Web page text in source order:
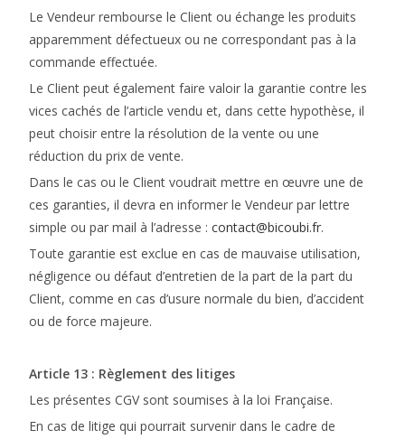
Le Vendeur rembourse le Client ou échange les produits
apparemment défectueux ou ne correspondant pas à la
commande effectuée.
Le Client peut également faire valoir la garantie contre les
vices cachés de l’article vendu et, dans cette hypothèse, il
peut choisir entre la résolution de la vente ou une
réduction du prix de vente.
Dans le cas ou le Client voudrait mettre en œuvre une de
ces garanties, il devra en informer le Vendeur par lettre
simple ou par mail à l’adresse :contact@bicoubi.fr.
Toute garantie est exclue en cas de mauvaise utilisation,
négligence ou défaut d’entretien de la part de la part du
Client, comme en cas d’usure normale du bien, d’accident
ou de force majeure.
Article 13 : Règlement des litiges
Les présentes CGV sont soumises à la loi Française.
En cas de litige qui pourrait survenir dans le cadre de